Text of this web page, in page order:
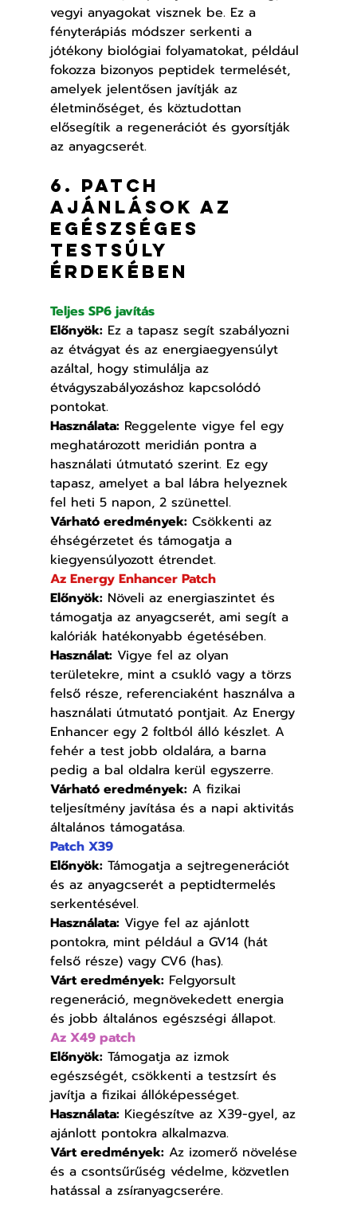
vegyi anyagokat visznek be. Ez a
fényterápiás módszer serkenti a
jótékony biológiai folyamatokat, például
fokozza bizonyos peptidek termelését,
amelyek jelentősen javítják az
életminőséget, és köztudottan
elősegítik a regenerációt és gyorsítják
az anyagcserét.
6. Patch
ajánlások az
egészséges
testsúly
érdekében
Teljes SP6 javítás
Előnyök: Ez a tapasz segít szabályozni
az étvágyat és az energiaegyensúlyt
azáltal, hogy stimulálja az
étvágyszabályozáshoz kapcsolódó
pontokat.
Használata: Reggelente vigye fel egy
meghatározott meridián pontra a
használati útmutató szerint. Ez egy
tapasz, amelyet a bal lábra helyeznek
fel heti 5 napon, 2 szünettel.
Várható eredmények: Csökkenti az
éhségérzetet és támogatja a
kiegyensúlyozott étrendet.
Az Energy Enhancer Patch
Előnyök: Növeli az energiaszintet és
támogatja az anyagcserét, ami segít a
kalóriák hatékonyabb égetésében.
Használat: Vigye fel az olyan
területekre, mint a csukló vagy a törzs
felső része, referenciaként használva a
használati útmutató pontjait. Az Energy
Enhancer egy 2 foltból álló készlet. A
fehér a test jobb oldalára, a barna
pedig a bal oldalra kerül egyszerre.
Várható eredmények: A fizikai
teljesítmény javítása és a napi aktivitás
általános támogatása.
Patch X39
Előnyök: Támogatja a sejtregenerációt
és az anyagcserét a peptidtermelés
serkentésével.
Használata: Vigye fel az ajánlott
pontokra, mint például a GV14 (hát
felső része) vagy CV6 (has).
Várt eredmények: Felgyorsult
regeneráció, megnövekedett energia
és jobb általános egészségi állapot.
Az X49 patch
Előnyök: Támogatja az izmok
egészségét, csökkenti a testzsírt és
javítja a fizikai állóképességet.
Használata: Kiegészítve az X39-gyel, az
ajánlott pontokra alkalmazva.
Várt eredmények: Az izomerő növelése
és a csontsűrűség védelme, közvetlen
hatással a zsíranyagcserére.